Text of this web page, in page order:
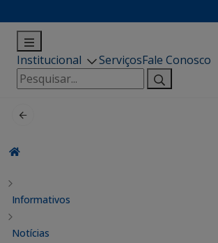
Institucional ServiçosFale Conosco
Pesquisar
por:
Informativos
Notícias